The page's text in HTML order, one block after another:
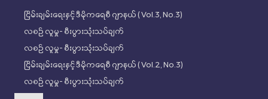
ငြိမ်းချမ်းရေးနှင့် ဒီမိုကရေစီ ဂျာနယ် ( Vol.3, No.3)
လစဉ် လူမှု- စီးပွားသုံးသပ်ချက်
လစဉ် လူမှု- စီးပွားသုံးသပ်ချက်
ငြိမ်းချမ်းရေးနှင့် ဒီမိုကရေစီ ဂျာနယ် ( Vol.2, No.3)
လစဉ် လူမှု- စီးပွားသုံးသပ်ချက်